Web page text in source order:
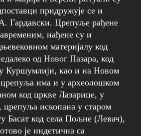
придружује се и
Гардавски. Црепуље рађене
нађене су и
материјалу код
од Новог Пазара, код
Куршумлији, као и на Новом
има и у археолошком
код цркве Лазарице, у
црепуља ископана у старом
Басат код села Пољне (Левач),
је индетична са